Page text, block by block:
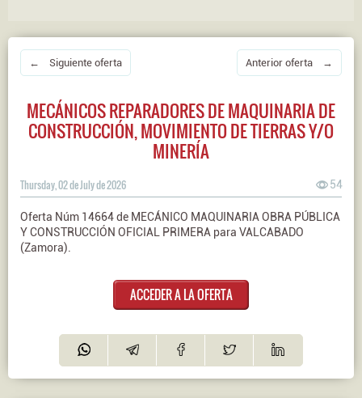
← Siguiente oferta Anterior oferta →
MECÁNICOS REPARADORES DE MAQUINARIA DE
CONSTRUCCIÓN, MOVIMIENTO DE TIERRAS Y/O
MINERÍA
Thursday, 02 de July de 2026 54
Oferta Núm 14664 de MECÁNICO MAQUINARIA OBRA PÚBLICA
Y CONSTRUCCIÓN OFICIAL PRIMERA para VALCABADO
(Zamora).
ACCEDER A LA OFERTA